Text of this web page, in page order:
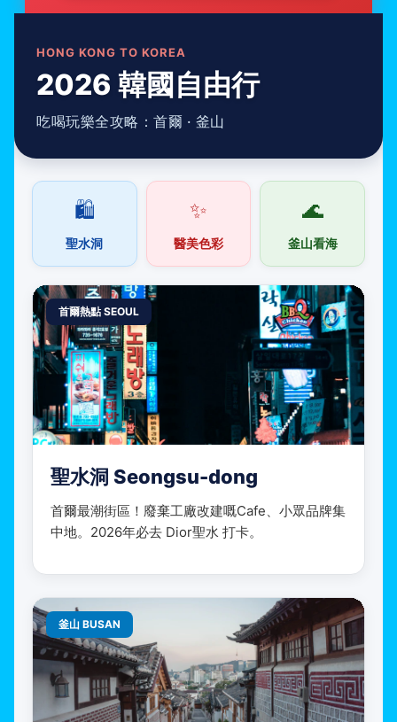
HONG KONG TO KOREA
2026 韓國自由行
吃喝玩樂全攻略：首爾 · 釜山
🛍️
聖水洞
✨
醫美色彩
🌊
釜山看海
首爾熱點 SEOUL
聖水洞 Seongsu-dong
首爾最潮街區！廢棄工廠改建嘅Cafe、小眾品牌集
中地。2026年必去 Dior聖水 打卡。
釜山 BUSAN